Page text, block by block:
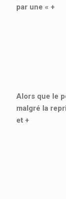
par une « +
Alors que le
malgré la
et +